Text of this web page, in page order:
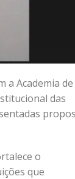
a Academia de
das
o
que